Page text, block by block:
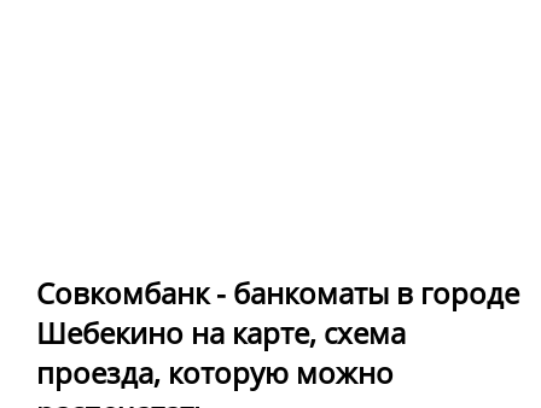
Совкомбанк - банкоматы в городе
Шебекино на карте, схема
проезда, которую можно